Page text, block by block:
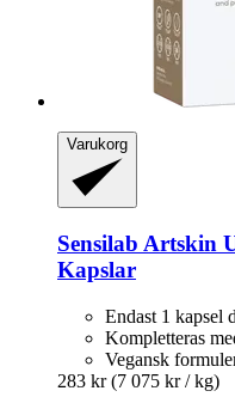
Varukorg
Sensilab Artskin
Kapslar
Endast 1 kapsel
Kompletteras
Vegansk
283 kr (7 075 kr / kg)